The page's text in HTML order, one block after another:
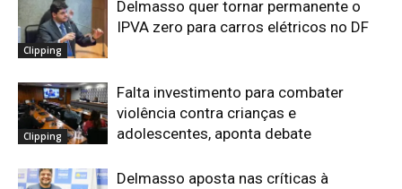
Clipping
Delmasso quer tornar permanente o
IPVA zero para carros elétricos no DF
Clipping
Falta investimento para combater
violência contra crianças e
adolescentes, aponta debate
Delmasso aposta nas críticas à